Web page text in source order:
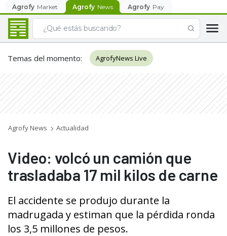
Agrofy Market Agrofy News Agrofy Pay
Temas del momento: AgrofyNews Live
Agrofy News Actualidad
Video: volcó un camión que
trasladaba 17 mil kilos de carne
El accidente se produjo durante la
madrugada y estiman que la pérdida ronda
los 3,5 millones de pesos.